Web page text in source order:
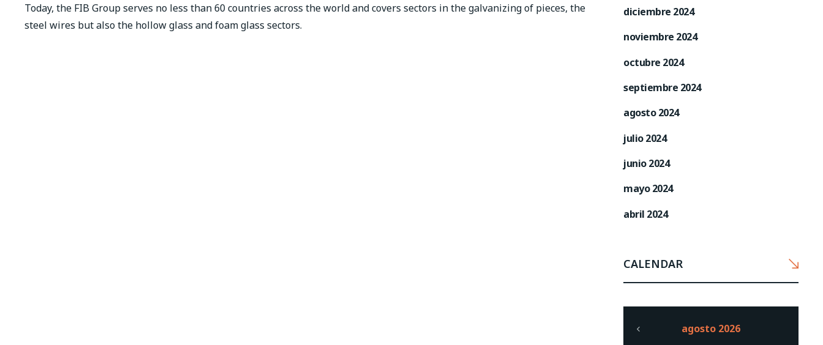
Today, the FIB Group serves no less than 60 countries across the world and covers sectors in the galvanizing of pieces, the
steel wires but also the hollow glass and foam glass sectors.
diciembre 2024
noviembre 2024
octubre 2024
septiembre 2024
agosto 2024
julio 2024
junio 2024
mayo 2024
abril 2024
CALENDAR
agosto 2026